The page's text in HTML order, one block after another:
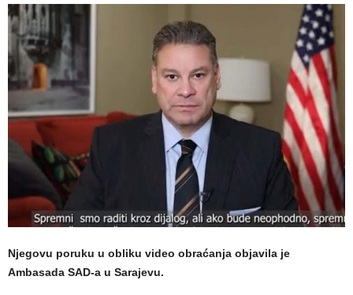
Njegovu poruku u obliku video obraćanja objavila je
Ambasada SAD-a u Sarajevu.